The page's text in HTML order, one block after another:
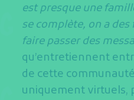
est presque une
se complète, on a
faire passer des
qu’entretiennent
de cette
uniquement virtuels,